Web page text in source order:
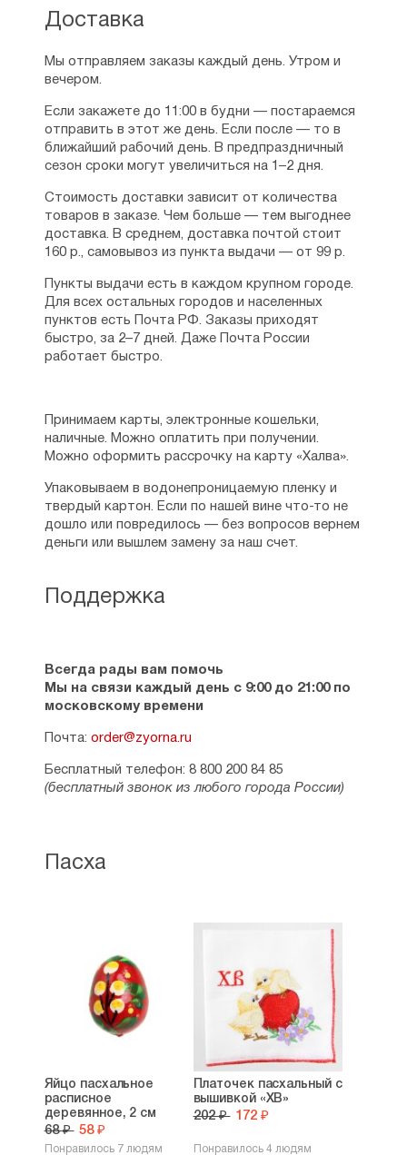
Поддержка
Всегда рады вам помочь
Мы на связи каждый день с 9:00 до 21:00 по
московскому времени
Почта: order@zyorna.ru
Бесплатный телефон: 8 800 200 84 85
(бесплатный звонок из любого города России)
Доставка
Мы отправляем заказы каждый день. Утром и
вечером.
Если закажете до 11:00 в будни — постараемся
отправить в этот же день. Если после — то в
ближайший рабочий день. В предпраздничный
сезон сроки могут увеличиться на 1–2 дня.
Стоимость доставки зависит от количества
товаров в заказе. Чем больше — тем выгоднее
доставка. В среднем, доставка почтой стоит
160 р., самовывоз из пункта выдачи — от 99 р.
Пункты выдачи есть в каждом крупном городе.
Для всех остальных городов и населенных
пунктов есть Почта РФ. Заказы приходят
быстро, за 2–7 дней. Даже Почта России
работает быстро.
Принимаем карты, электронные кошельки,
наличные. Можно оплатить при получении.
Можно оформить рассрочку на карту «Халва».
Упаковываем в водонепроницаемую пленку и
твердый картон. Если по нашей вине что-то не
дошло или повредилось — без вопросов вернем
деньги или вышлем замену за наш счет.
Пасха
Яйцо пасхальное
расписное
деревянное, 2 см
68 ₽ 58 ₽
Понравилось 7 людям
Платочек пасхальный с
вышивкой «ХВ»
202 ₽ 172 ₽
Понравилось 4 людям